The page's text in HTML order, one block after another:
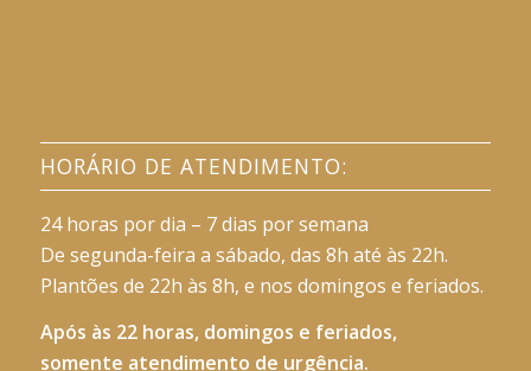
HORÁRIO DE ATENDIMENTO:
24 horas por dia – 7 dias por semana
De segunda-feira a sábado, das 8h até às 22h.
Plantões de 22h às 8h, e nos domingos e feriados.
Após às 22 horas, domingos e feriados,
somente atendimento de urgência.